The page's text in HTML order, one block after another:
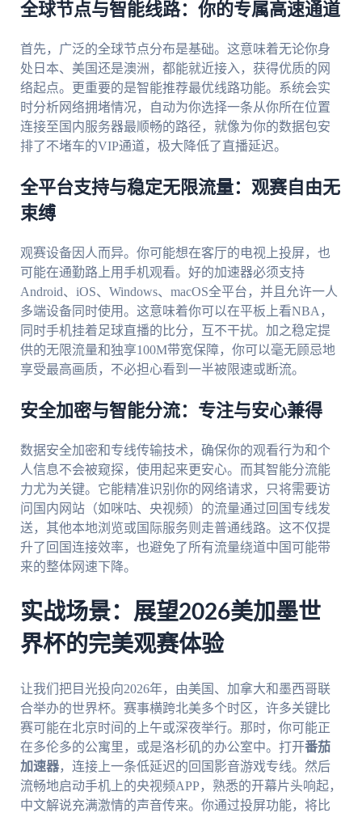
全球节点与智能线路：你的专属高速通道
首先，广泛的全球节点分布是基础。这意味着无论你身
处日本、美国还是澳洲，都能就近接入，获得优质的网
络起点。更重要的是智能推荐最优线路功能。系统会实
时分析网络拥堵情况，自动为你选择一条从你所在位置
连接至国内服务器最顺畅的路径，就像为你的数据包安
排了不堵车的VIP通道，极大降低了直播延迟。
全平台支持与稳定无限流量：观赛自由无
束缚
观赛设备因人而异。你可能想在客厅的电视上投屏，也
可能在通勤路上用手机观看。好的加速器必须支持
Android、iOS、Windows、macOS全平台，并且允许一人
多端设备同时使用。这意味着你可以在平板上看NBA，
同时手机挂着足球直播的比分，互不干扰。加之稳定提
供的无限流量和独享100M带宽保障，你可以毫无顾忌地
享受最高画质，不必担心看到一半被限速或断流。
安全加密与智能分流：专注与安心兼得
数据安全加密和专线传输技术，确保你的观看行为和个
人信息不会被窥探，使用起来更安心。而其智能分流能
力尤为关键。它能精准识别你的网络请求，只将需要访
问国内网站（如咪咕、央视频）的流量通过回国专线发
送，其他本地浏览或国际服务则走普通线路。这不仅提
升了回国连接效率，也避免了所有流量绕道中国可能带
来的整体网速下降。
实战场景：展望2026美加墨世
界杯的完美观赛体验
让我们把目光投向2026年，由美国、加拿大和墨西哥联
合举办的世界杯。赛事横跨北美多个时区，许多关键比
赛可能在北京时间的上午或深夜举行。那时，你可能正
在多伦多的公寓里，或是洛杉矶的办公室中。打开番茄
加速器，连接上一条低延迟的回国影音游戏专线。然后
流畅地启动手机上的央视频APP，熟悉的开幕片头响起，
中文解说充满激情的声音传来。你通过投屏功能，将比